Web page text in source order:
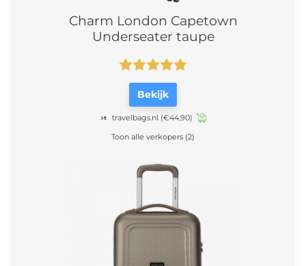
Charm London Capetown
Underseater taupe
Bekijk
travelbags.nl (€44,90)
Toon alle verkopers (2)